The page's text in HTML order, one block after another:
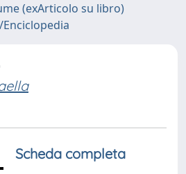
(exArticolo su libro)
Scheda completa